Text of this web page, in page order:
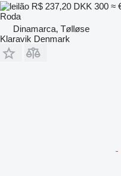
R$ 237,20 DKK 300 ≈
Roda
Dinamarca, Tølløse
Klaravik Denmark